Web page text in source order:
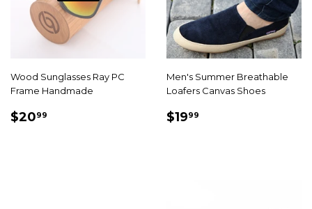
Wood Sunglasses Ray PC
Frame Handmade
PRIX
$2099
Men's Summer Breathable
Loafers Canvas Shoes
PRIX
$1999